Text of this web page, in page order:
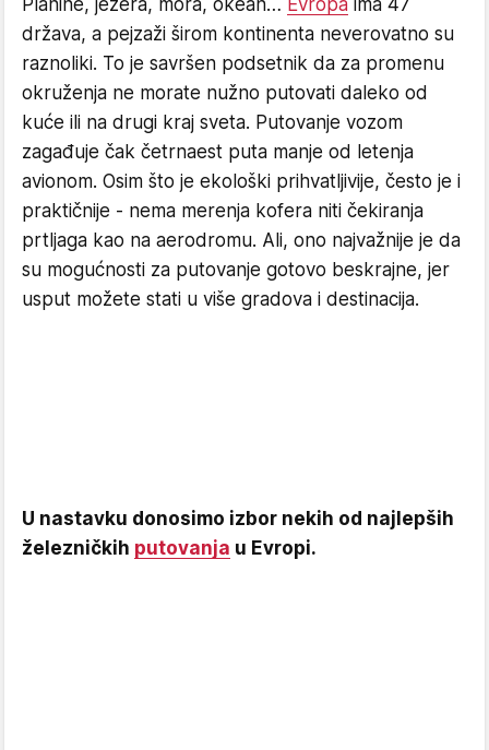
država, a pejzaži širom kontinenta neverovatno su
raznoliki. To je savršen podsetnik da za promenu
okruženja ne morate nužno putovati daleko od
kuće ili na drugi kraj sveta. Putovanje vozom
zagađuje čak četrnaest puta manje od letenja
avionom. Osim što je ekološki prihvatljivije, često je i
praktičnije - nema merenja kofera niti čekiranja
prtljaga kao na aerodromu. Ali, ono najvažnije je da
su mogućnosti za putovanje gotovo beskrajne, jer
usput možete stati u više gradova i destinacija.
U nastavku donosimo izbor nekih od najlepših
železničkih putovanja u Evropi.